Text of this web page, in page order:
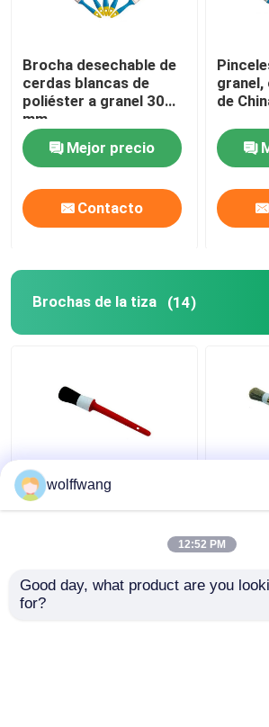
Brochas de la tiza
Pincel para radiador
Rodillo de pintura recargable
Cepillo de rodillo de pintura de casa
bolsos de la tela no tejida
Brocha desechable de
cerdas blancas de
poliéster a granel 30
mm
Mejor precio
Contacto
granel,
de
Brochas de la tiza (14)
Brochas de tiza de
cerdas negras
Mango
lacado
wolffwang
12:52 PM
Good day, what product are you
for?